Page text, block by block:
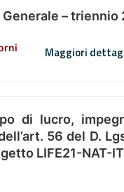
Generale –
Maggiori
di lucro,
56 del D.
LIFE21-NAT-